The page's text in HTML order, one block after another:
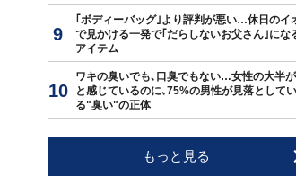
｢ボディーバッグ｣より評判が悪い…休日のイ
で見かける一発で｢だらしないお父さん｣にな
アイテム
ワキの臭いでも､口臭でもない…女性の大半
と感じているのに､75%の男性が見落としてい
る"臭い"の正体
もっと見る